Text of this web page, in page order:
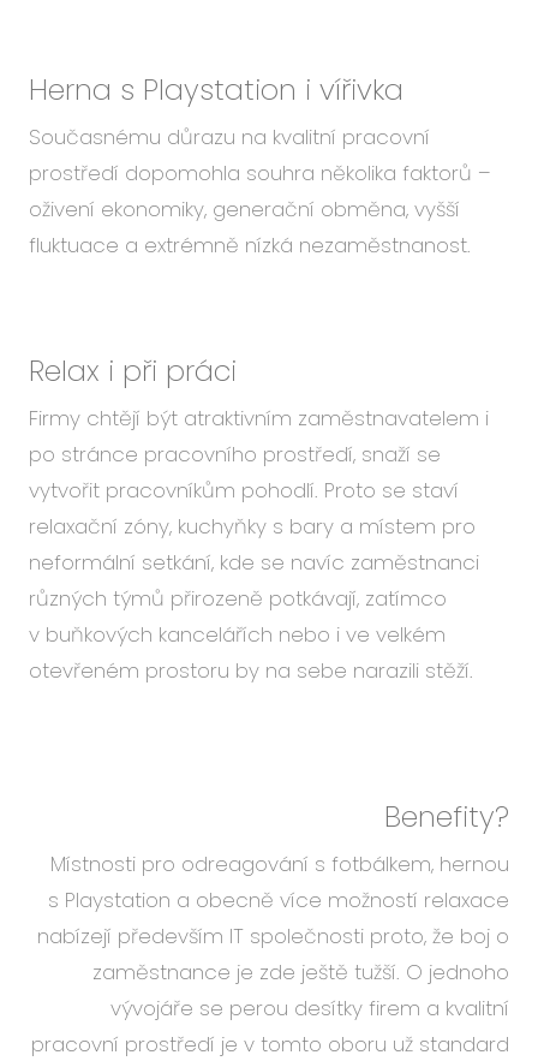
Herna s Playstation i vířivka
Současnému důrazu na kvalitní pracovní
prostředí dopomohla souhra několika faktorů –
oživení ekonomiky, generační obměna, vyšší
fluktuace a extrémně nízká nezaměstnanost.
Relax i při práci
Firmy chtějí být atraktivním zaměstnavatelem i
po stránce pracovního prostředí, snaží se
vytvořit pracovníkům pohodlí. Proto se staví
relaxační zóny, kuchyňky s bary a místem pro
neformální setkání, kde se navíc zaměstnanci
různých týmů přirozeně potkávají, zatímco
v buňkových kancelářích nebo i ve velkém
otevřeném prostoru by na sebe narazili stěží.
Benefity?
Místnosti pro odreagování s fotbálkem, hernou
s Playstation a obecně více možností relaxace
nabízejí především IT společnosti proto, že boj o
zaměstnance je zde ještě tužší. O jednoho
vývojáře se perou desítky firem a kvalitní
pracovní prostředí je v tomto oboru už standard